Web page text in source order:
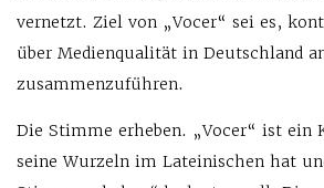
vernetzt. Ziel von „Vocer“ sei es,
über Medienqualität in Deutschland
zusammenzuführen.
Die Stimme erheben. „Vocer“ ist ein
seine Wurzeln im Lateinischen hat